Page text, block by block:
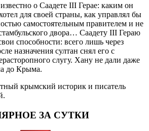
о Саадете III Герае: каким он
для своей страны, как управлял бы
самостоятельным правителем и не
двора… Саадету III Гераю
способности: всего лишь через
назначения султан снял его с
слугу. Хану не дали даже
до Крыма.
крымский историк и писатель
ЗА СУТКИ